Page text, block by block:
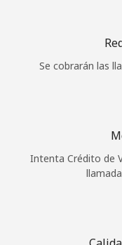
Se cobrarán las
Intenta Crédito de